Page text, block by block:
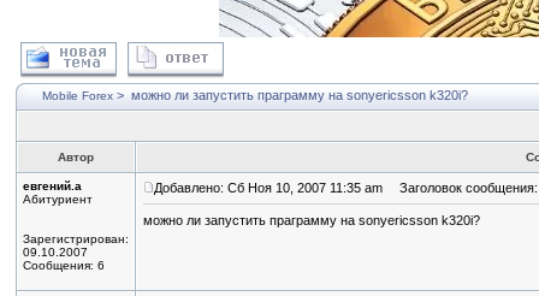
Mobile Forex > можно ли запустить праграмму на sonyericsson k320i?
Автор
евгений.а
Абитуриент
Зарегистрирован:
09.10.2007
Сообщения: 6
Добавлено: Сб Ноя 10, 2007 11:35 am Заголовок
можно ли запустить праграмму на sonyericsson k320i?